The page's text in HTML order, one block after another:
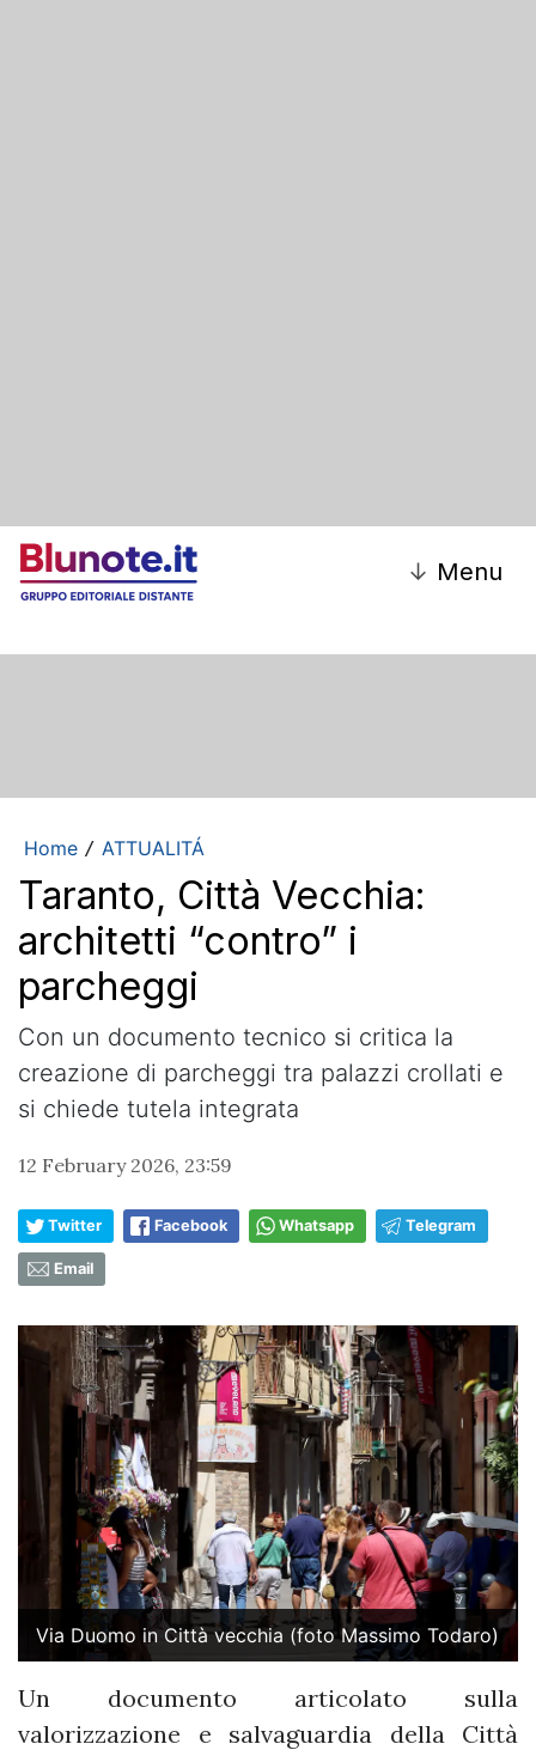
↓ Menu
Home / ATTUALITÁ
Taranto, Città Vecchia:
architetti “contro” i
parcheggi
Con un documento tecnico si critica la
creazione di parcheggi tra palazzi crollati e
si chiede tutela integrata
12 February 2026, 23:59
Twitter Facebook Whatsapp Telegram
Email
Via Duomo in Città vecchia (foto Massimo Todaro)
Un documento articolato sulla
valorizzazione e salvaguardia della Città